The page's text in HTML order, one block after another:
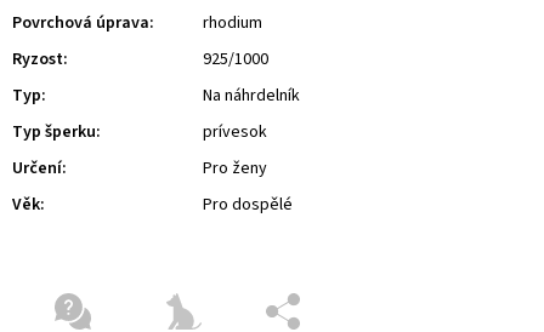
Povrchová úprava:
rhodium
Ryzost:
925/1000
Typ:
Na náhrdelník
Typ šperku:
prívesok
Určení:
Pro ženy
Věk: Pro dospělé